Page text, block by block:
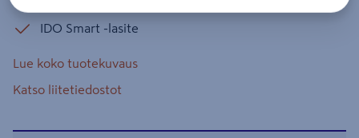
IDO Smart -lasite
Lue koko tuotekuvaus
Katso liitetiedostot